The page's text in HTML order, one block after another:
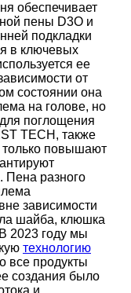
обеспечивает
пены D3O и
подкладки
в ключевых
ее
от
состоянии она
на голове, но
поглощения
TECH, также
повышают
Пена разного
зависимости
шайба, клюшка
2023 году мы
технологию
все продукты
создания было